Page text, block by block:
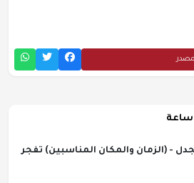
- (الزمان والمكان المناسبين) تفجر